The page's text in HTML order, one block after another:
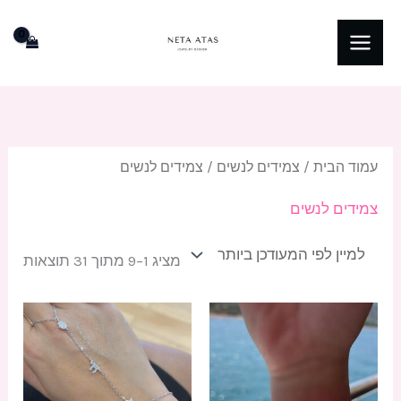
לתוכן
עמוד הבית / צמידים לנשים / צמידים לנשים
צמידים לנשים
מציג 1–9 מתוך 31 תוצאות
זה
יש